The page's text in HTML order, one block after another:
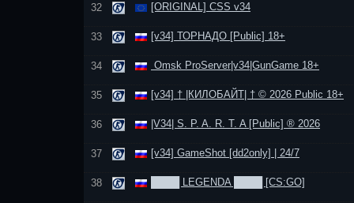
32 [ORIGINAL] CSS v34
33 [v34] ТОРНАДО [Public] 18+
34 Omsk ProServer|v34|GunGame 18+
35 [v34] † |КИЛОБАЙТ| † © 2026 Public 18+
36 |V34| S. P. A. R. T. A [Public] ® 2026
37 [v34] GameShot [dd2only] | 24/7
38 ████ LEGENDA ████ [CS:GO]